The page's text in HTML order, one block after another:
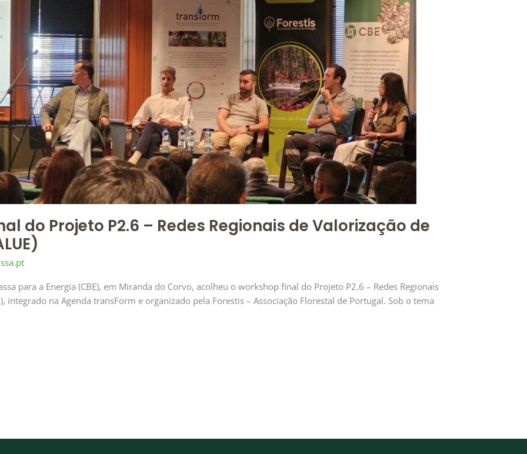
do Projeto P2.6 – Redes Regionais de Valorização de
para a Energia (CBE), em Miranda do Corvo, acolheu o workshop final do Projeto P2.6 – Redes Regionais
integrado na Agenda transForm e organizado pela Forestis – Associação Florestal de Portugal. Sob o tema